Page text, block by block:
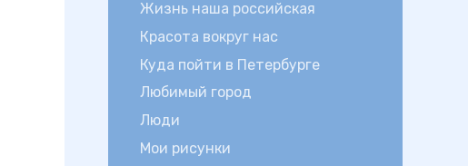
Жизнь наша российская
Красота вокруг нас
Куда пойти в Петербурге
Любимый город
Люди
Мои рисунки